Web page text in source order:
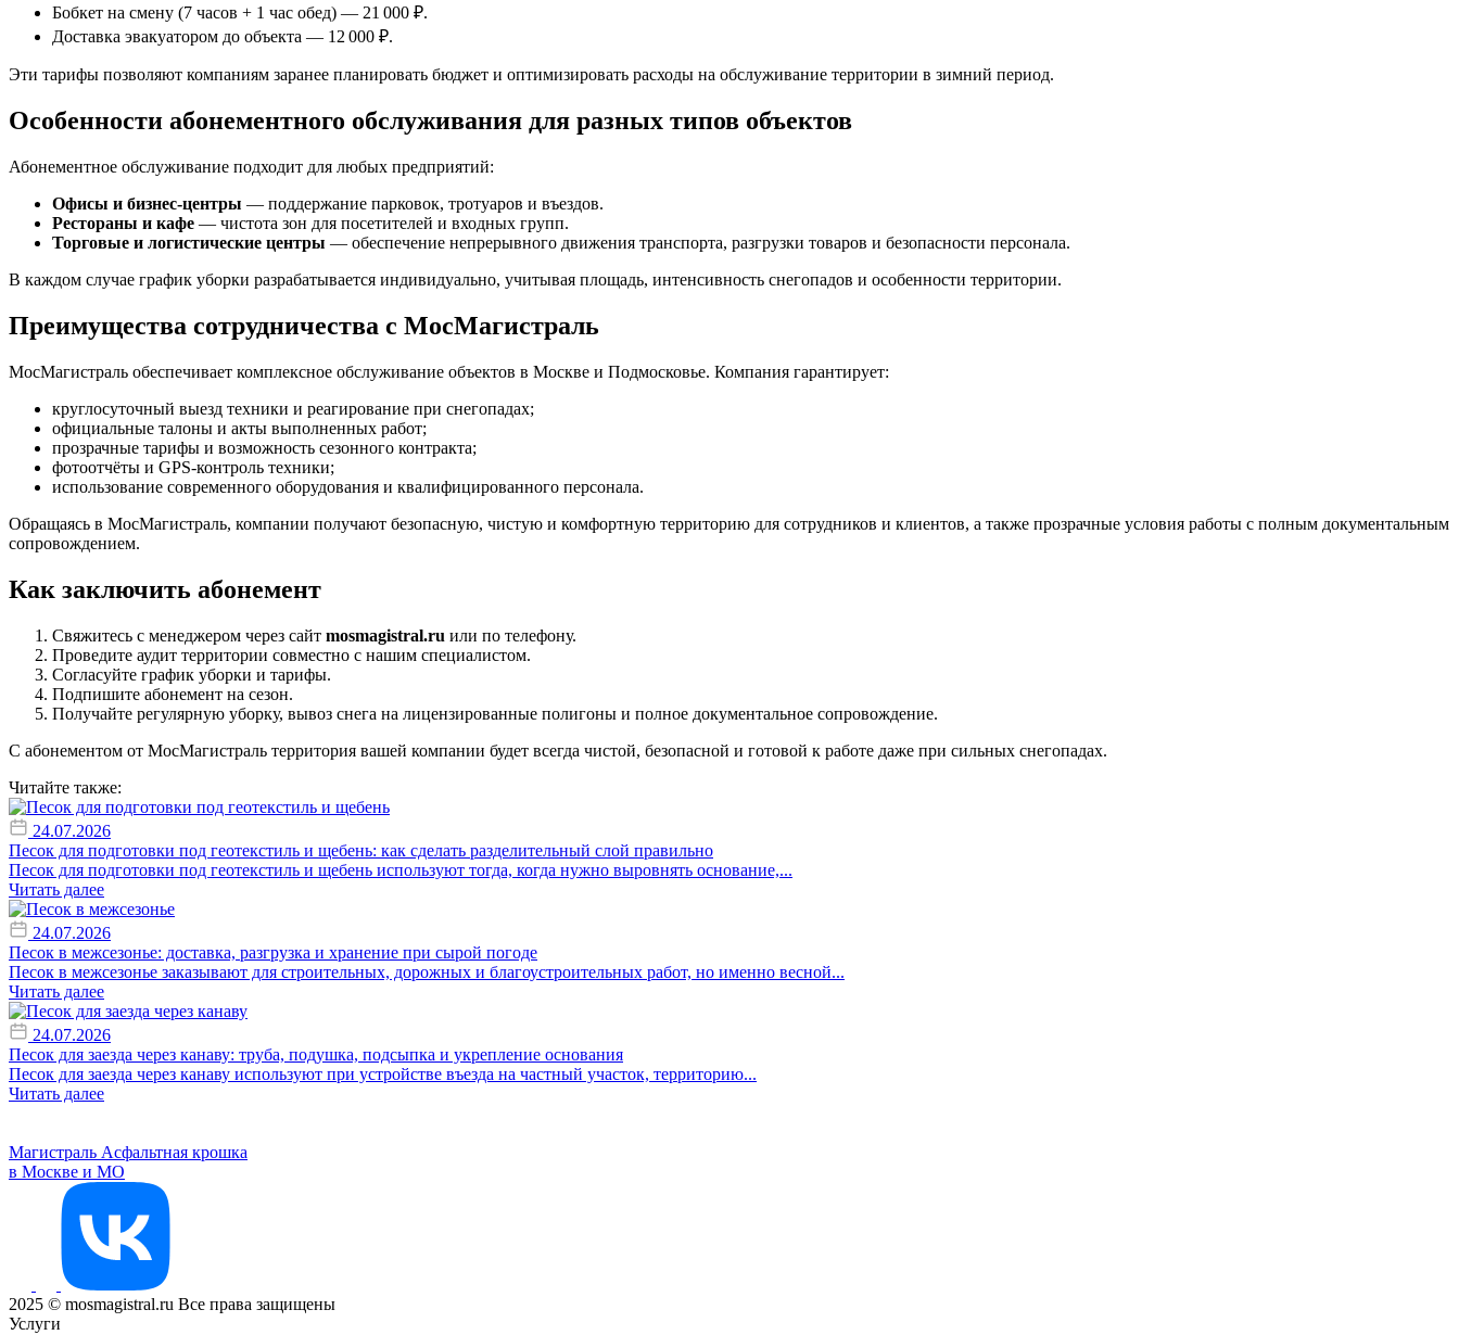
Бобкет на смену (7 часов + 1 час обед) — 21 000 ₽.
Доставка эвакуатором до объекта — 12 000 ₽.
Эти тарифы позволяют компаниям заранее планировать бюджет и оптимизировать расходы на обслуживание территории в зимний период.
Особенности абонементного обслуживания для разных типов объектов
Абонементное обслуживание подходит для любых предприятий:
Офисы и бизнес-центры — поддержание парковок, тротуаров и въездов.
Рестораны и кафе — чистота зон для посетителей и входных групп.
Торговые и логистические центры — обеспечение непрерывного движения транспорта, разгрузки товаров и безопасности персонала.
В каждом случае график уборки разрабатывается индивидуально, учитывая площадь, интенсивность снегопадов и особенности территории.
Преимущества сотрудничества с МосМагистраль
МосМагистраль обеспечивает комплексное обслуживание объектов в Москве и Подмосковье. Компания гарантирует:
круглосуточный выезд техники и реагирование при снегопадах;
официальные талоны и акты выполненных работ;
прозрачные тарифы и возможность сезонного контракта;
фотоотчёты и GPS-контроль техники;
использование современного оборудования и квалифицированного персонала.
Обращаясь в МосМагистраль, компании получают безопасную, чистую и комфортную территорию для сотрудников и клиентов, а также прозрачные условия работы с полным документальным
сопровождением.
Как заключить абонемент
Свяжитесь с менеджером через сайт mosmagistral.ru или по телефону.
Проведите аудит территории совместно с нашим специалистом.
Согласуйте график уборки и тарифы.
Подпишите абонемент на сезон.
Получайте регулярную уборку, вывоз снега на лицензированные полигоны и полное документальное сопровождение.
С абонементом от МосМагистраль территория вашей компании будет всегда чистой, безопасной и готовой к работе даже при сильных снегопадах.
Читайте также:
24.07.2026
Песок для подготовки под геотекстиль и щебень: как сделать разделительный слой правильно
Песок для подготовки под геотекстиль и щебень используют тогда, когда нужно выровнять основание,...
Читать далее
24.07.2026
Песок в межсезонье: доставка, разгрузка и хранение при сырой погоде
Песок в межсезонье заказывают для строительных, дорожных и благоустроительных работ, но именно весной...
Читать далее
24.07.2026
Песок для заезда через канаву: труба, подушка, подсыпка и укрепление основания
Песок для заезда через канаву используют при устройстве въезда на частный участок, территорию...
Читать далее
Магистраль Асфальтная крошка
в Москве и МО
2025 © mosmagistral.ru Все права защищены
Услуги